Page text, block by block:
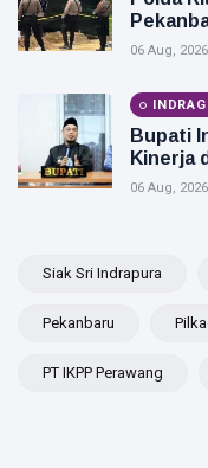
06 Aug, 2026
Bupati
Kinerja
06 Aug, 2026
Siak Sri Indrapura
Pekanbaru
PT IKPP Perawang